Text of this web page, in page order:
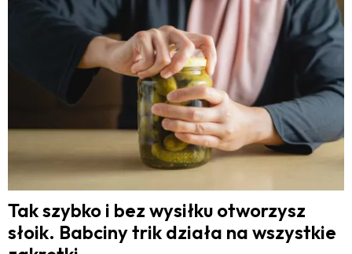
Tak szybko i bez wysiłku otworzysz
słoik. Babciny trik działa na wszystkie